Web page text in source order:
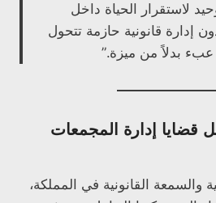
لاستقرار الحياة داخل
إدارة قانونية حازمة تتحول
عبء بدلاً من ميزة.”
لحل قضايا إدارة المجمعات
والسمعة القانونية في المملكة،